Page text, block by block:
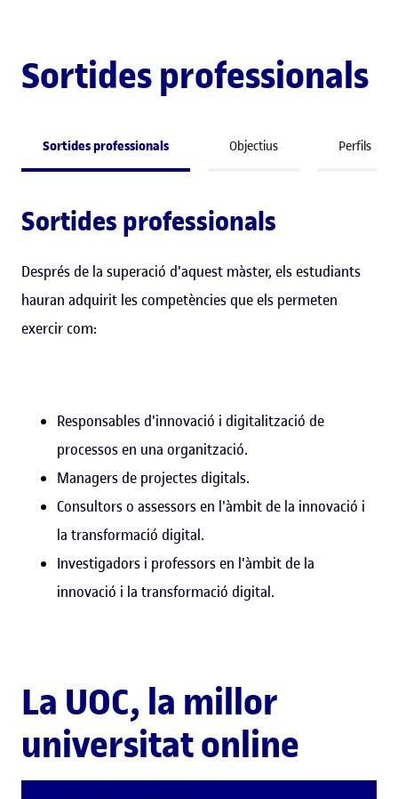
Sortides professionals
Sortides professionals Objectius Perfils
Sortides professionals
Després de la superació d'aquest màster, els estudiants
hauran adquirit les competències que els permeten
exercir com:
Responsables d'innovació i digitalització de
processos en una organització.
Managers de projectes digitals.
Consultors o assessors en l'àmbit de la innovació i
la transformació digital.
Investigadors i professors en l'àmbit de la
innovació i la transformació digital.
La UOC, la millor
universitat online